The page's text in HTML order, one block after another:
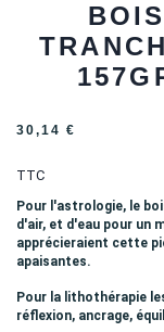
30,14 €
TTC
Pour l'astrologie, le
d'air, et d'eau pour un
apprécieraient cette
apaisantes.
Pour la lithothérapie
réflexion, ancrage,